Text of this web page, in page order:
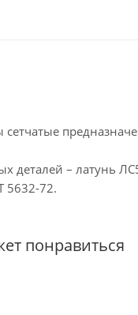
деталей – латунь
5632-72.
понравиться